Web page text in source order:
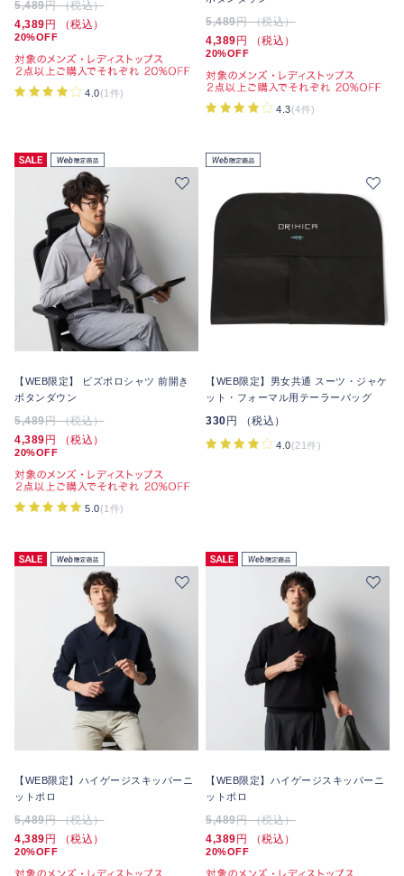
5,489円 （税込）
4,389 円 （税込）
20%OFF
4.0(1件)
5,489円 （税込）
4,389 円 （税込）
20%OFF
4.3(4件)
【WEB限定】 ビズポロシャツ 前開き
ボタンダウン
5,489円 （税込）
4,389 円 （税込）
20%OFF
5.0(1件)
【WEB限定】男女共通 スーツ・ジャケ
ット・フォーマル用テーラーバッグ
330 円 （税込）
4.0(21件)
【WEB限定】ハイゲージスキッパーニ
ットポロ
5,489円 （税込）
4,389 円 （税込）
20%OFF
【WEB限定】ハイゲージスキッパーニ
ットポロ
5,489円 （税込）
4,389 円 （税込）
20%OFF